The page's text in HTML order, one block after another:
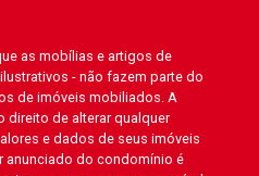
as mobílias e artigos de
- não fazem parte do
de imóveis mobiliados. A
direito de alterar qualquer
e dados de seus imóveis
anunciado do condomínio é